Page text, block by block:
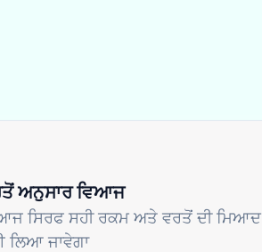
ਅਨੁਸਾਰ ਵਿਆਜ
ਸਿਰਫ ਸਹੀ ਰਕਮ ਅਤੇ ਵਰਤੋਂ ਦੀ ਮਿਆਦ
ਲਿਆ ਜਾਵੇਗਾ